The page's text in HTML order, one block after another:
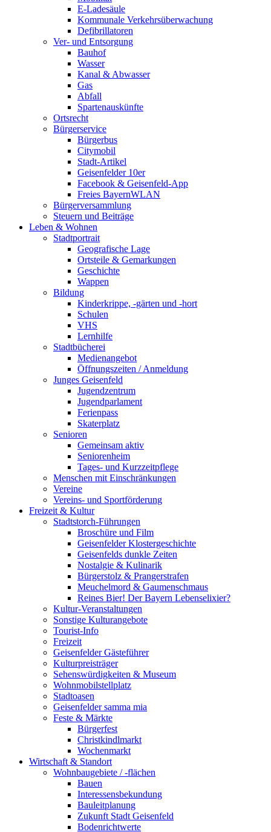
E-Ladesäule
Kommunale Verkehrsüberwachung
Defibrillatoren
Ver- und Entsorgung
Bauhof
Wasser
Kanal & Abwasser
Gas
Abfall
Spartenauskünfte
Ortsrecht
Bürgerservice
Bürgerbus
Citymobil
Stadt-Artikel
Geisenfelder 10er
Facebook & Geisenfeld-App
Freies BayernWLAN
Bürgerversammlung
Steuern und Beiträge
Leben & Wohnen
Stadtportrait
Geografische Lage
Ortsteile & Gemarkungen
Geschichte
Wappen
Bildung
Kinderkrippe, -gärten und -hort
Schulen
VHS
Lernhilfe
Stadtbücherei
Medienangebot
Öffnungszeiten / Anmeldung
Junges Geisenfeld
Jugendzentrum
Jugendparlament
Ferienpass
Skaterplatz
Senioren
Gemeinsam aktiv
Seniorenheim
Tages- und Kurzzeitpflege
Menschen mit Einschränkungen
Vereine
Vereins- und Sportförderung
Freizeit & Kultur
Stadtstorch-Führungen
Broschüre und Film
Geisenfelder Klostergeschichte
Geisenfelds dunkle Zeiten
Nostalgie & Kulinarik
Bürgerstolz & Prangerstrafen
Meuchelmord & Gaumenschmaus
Reines Bier! Der Bayern Lebenselixier?
Kultur-Veranstaltungen
Sonstige Kulturangebote
Tourist-Info
Freizeit
Geisenfelder Gästeführer
Kulturpreisträger
Sehenswürdigkeiten & Museum
Wohnmobilstellplatz
Stadtoasen
Geisenfelder samma mia
Feste & Märkte
Bürgerfest
Christkindlmarkt
Wochenmarkt
Wirtschaft & Standort
Wohnbaugebiete / -flächen
Bauen
Interessensbekundung
Bauleitplanung
Zukunft Stadt Geisenfeld
Bodenrichtwerte